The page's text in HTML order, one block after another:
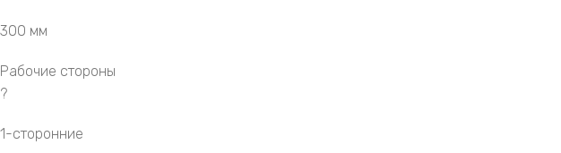
300 мм
Рабочие стороны
?
1-сторонние